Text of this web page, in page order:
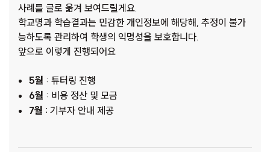
사례를 글로 옮겨 보여드릴게요.
학교명과 학습결과는 민감한 개인정보에 해당해, 추정이 불가
능하도록 관리하여 학생의 익명성을 보호합니다.
앞으로 이렇게 진행되어요
5월 : 튜터링 진행
6월 : 비용 정산 및 모금
7월 : 기부자 안내 제공